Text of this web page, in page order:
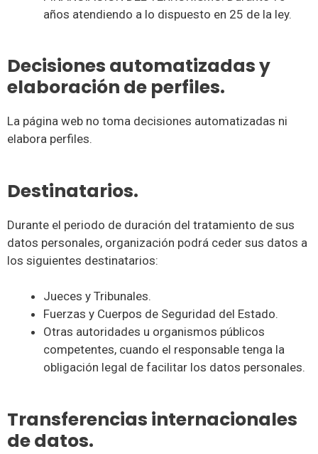
años atendiendo a lo dispuesto en 25 de la ley.
Decisiones automatizadas y
elaboración de perfiles.
La página web no toma decisiones automatizadas ni
elabora perfiles.
Destinatarios.
Durante el periodo de duración del tratamiento de sus
datos personales, organización podrá ceder sus datos a
los siguientes destinatarios:
Jueces y Tribunales.
Fuerzas y Cuerpos de Seguridad del Estado.
Otras autoridades u organismos públicos
competentes, cuando el responsable tenga la
obligación legal de facilitar los datos personales.
Transferencias internacionales
de datos.